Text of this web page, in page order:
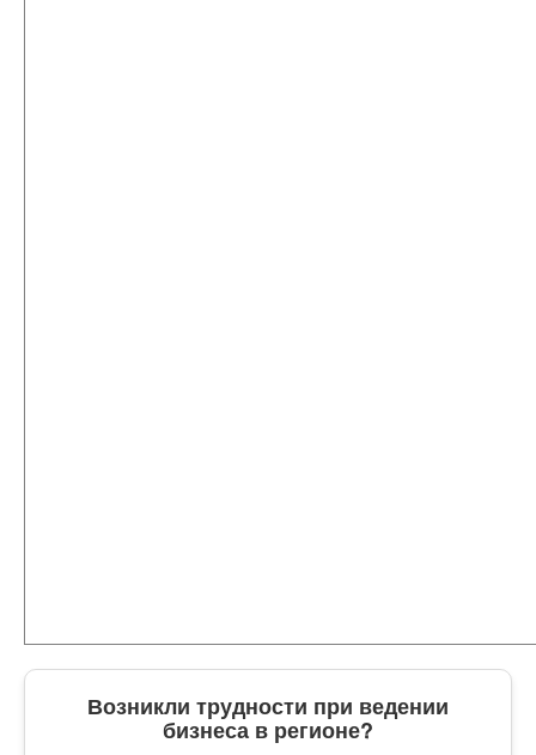
Возникли трудности при ведении
бизнеса в регионе?